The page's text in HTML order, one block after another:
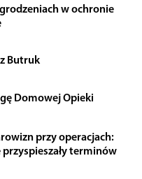
w ochronie
Butruk
Domowej Opieki
przy operacjach:
terminów